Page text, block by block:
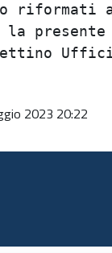
la
2023 20:22